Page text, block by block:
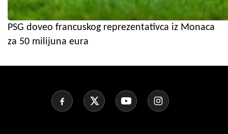
PSG doveo francuskog reprezentativca iz Monaca
za 50 milijuna eura